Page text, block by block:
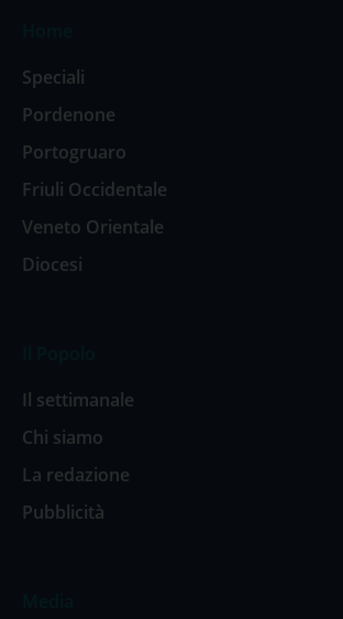
Speciali
Pordenone
Portogruaro
Friuli Occidentale
Veneto Orientale
Diocesi
Il settimanale
Chi siamo
La redazione
Pubblicità